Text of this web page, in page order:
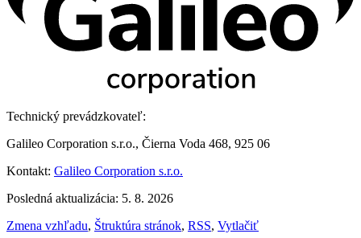
Technický prevádzkovateľ:
Galileo Corporation s.r.o., Čierna Voda 468, 925 06
Kontakt: Galileo Corporation s.r.o.
Posledná aktualizácia: 5. 8. 2026
Zmena vzhľadu, Štruktúra stránok, RSS, Vytlačiť